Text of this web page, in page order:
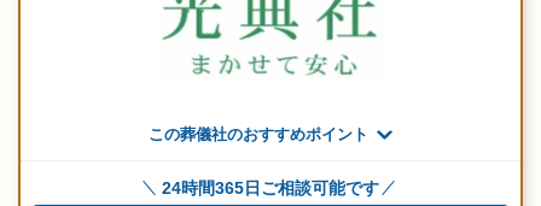
この葬儀社のおすすめポイント
24時間365日ご相談可能です